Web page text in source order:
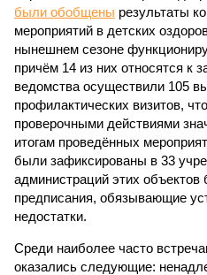
были обобщены результаты
мероприятий в детских
нынешнем сезоне
причём 14 из них относятся к
ведомства осуществили 105
профилактических визитов,
проверочными действиями
итогам проведённых
были зафиксированы в 33
администраций этих
предписания, обязывающие
недостатки.
Среди наиболее часто
оказались следующие: